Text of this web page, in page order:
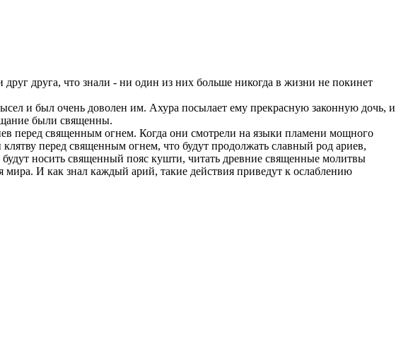
друга, что знали - ни один из них больше никогда в жизни не покинет
и был очень доволен им. Ахура посылает ему прекрасную законную дочь, и
были священны.
перед священным огнем. Когда они смотрели на языки пламени мощного
перед священным огнем, что будут продолжать славный род ариев,
носить священный пояс кушти, читать древние священные молитвы
И как знал каждый арий, такие действия приведут к ослаблению